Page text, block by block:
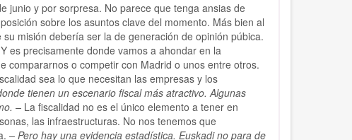
junio y por sorpresa. No parece que tenga ansias de
sobre los asuntos clave del momento. Más bien al
misión debería ser la de generación de opinión púbica.
es precisamente donde vamos a ahondar en la
compararnos o competir con Madrid o unos entre otros.
sea lo que necesitan las empresas y los
tienen un escenario fiscal más atractivo. Algunas
–La fiscalidad no es el único elemento a tener en
las infraestructuras. No nos tenemos que
– Pero hay una evidencia estadística. Euskadi no para de